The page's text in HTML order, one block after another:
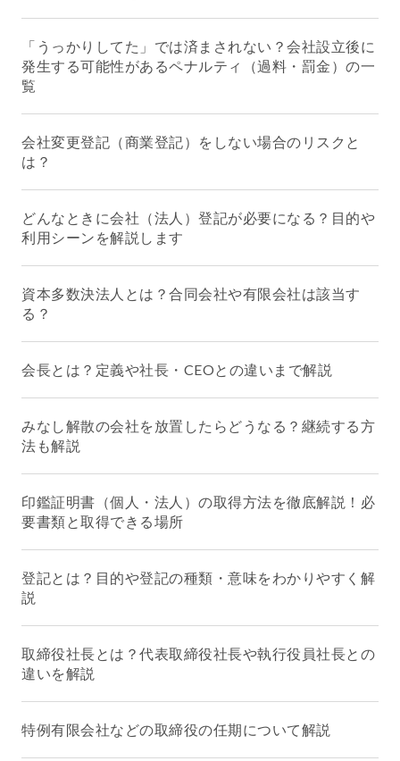
「うっかりしてた」では済まされない？会社設立後に
発生する可能性があるペナルティ（過料・罰金）の一
覧
会社変更登記（商業登記）をしない場合のリスクと
は？
どんなときに会社（法人）登記が必要になる？目的や
利用シーンを解説します
資本多数決法人とは？合同会社や有限会社は該当す
る？
会長とは？定義や社長・CEOとの違いまで解説
みなし解散の会社を放置したらどうなる？継続する方
法も解説
印鑑証明書（個人・法人）の取得方法を徹底解説！必
要書類と取得できる場所
登記とは？目的や登記の種類・意味をわかりやすく解
説
取締役社長とは？代表取締役社長や執行役員社長との
違いを解説
特例有限会社などの取締役の任期について解説